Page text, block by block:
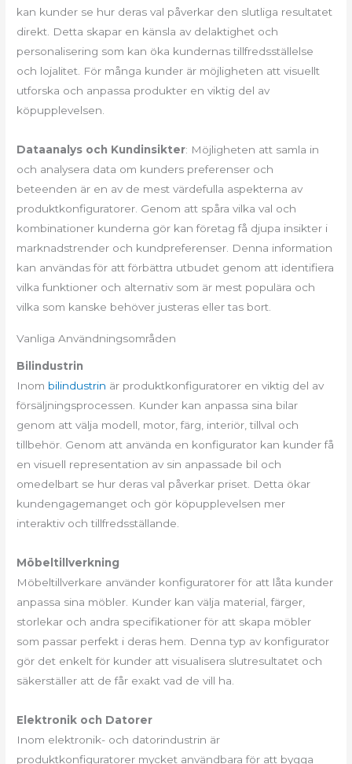
kan kunder se hur deras val påverkar den slutliga resultatet
direkt. Detta skapar en känsla av delaktighet och
personalisering som kan öka kundernas tillfredsställelse
och lojalitet. För många kunder är möjligheten att visuellt
utforska och anpassa produkter en viktig del av
köpupplevelsen.
Dataanalys och Kundinsikter: Möjligheten att samla in
och analysera data om kunders preferenser och
beteenden är en av de mest värdefulla aspekterna av
produktkonfiguratorer. Genom att spåra vilka val och
kombinationer kunderna gör kan företag få djupa insikter i
marknadstrender och kundpreferenser. Denna information
kan användas för att förbättra utbudet genom att identifiera
vilka funktioner och alternativ som är mest populära och
vilka som kanske behöver justeras eller tas bort.
Vanliga Användningsområden
Bilindustrin
Inom bilindustrin är produktkonfiguratorer en viktig del av
försäljningsprocessen. Kunder kan anpassa sina bilar
genom att välja modell, motor, färg, interiör, tillval och
tillbehör. Genom att använda en konfigurator kan kunder få
en visuell representation av sin anpassade bil och
omedelbart se hur deras val påverkar priset. Detta ökar
kundengagemanget och gör köpupplevelsen mer
interaktiv och tillfredsställande.
Möbeltillverkning
Möbeltillverkare använder konfiguratorer för att låta kunder
anpassa sina möbler. Kunder kan välja material, färger,
storlekar och andra specifikationer för att skapa möbler
som passar perfekt i deras hem. Denna typ av konfigurator
gör det enkelt för kunder att visualisera slutresultatet och
säkerställer att de får exakt vad de vill ha.
Elektronik och Datorer
Inom elektronik- och datorindustrin är
produktkonfiguratorer mycket användbara för att bygga